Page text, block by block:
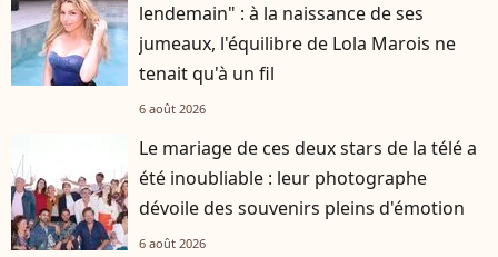
lendemain" : à la naissance de ses
jumeaux, l'équilibre de Lola Marois ne
tenait qu'à un fil
6 août 2026
Le mariage de ces deux stars de la télé a
été inoubliable : leur photographe
dévoile des souvenirs pleins d'émotion
6 août 2026